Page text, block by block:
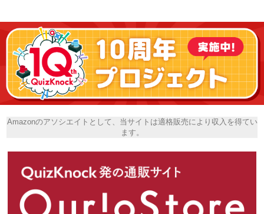
Amazonのアソシエイトとして、当サイトは適格販売により収入を得てい
ます。